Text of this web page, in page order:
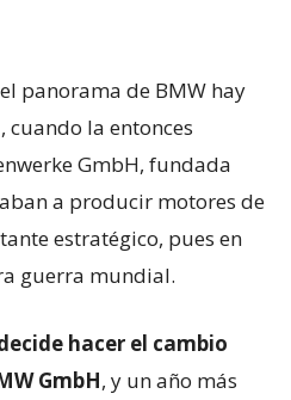
panorama de BMW hay
cuando la entonces
GmbH, fundada
a producir motores de
estratégico, pues en
guerra mundial.
hacer el cambio
GmbH, y un año más